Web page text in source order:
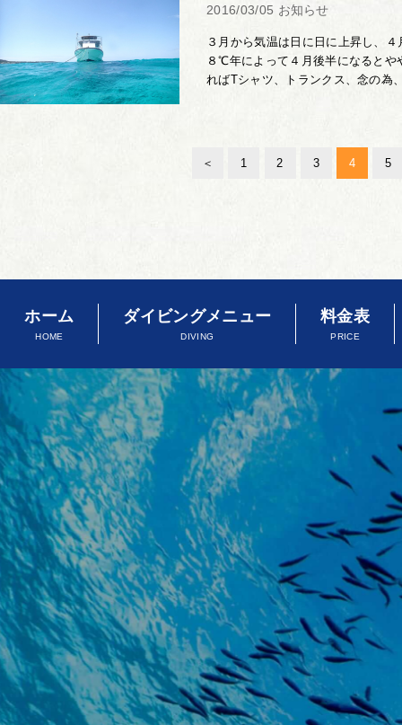
2016/03/05 お知らせ
３月から気温は日に日に上昇し、
８℃年によって４月後半になると
ればTシャツ、トランクス、念の為
＜ 1 2 3 4 5
ホーム
HOME
ダイビングメニュー
DIVING
料金表
PRICE